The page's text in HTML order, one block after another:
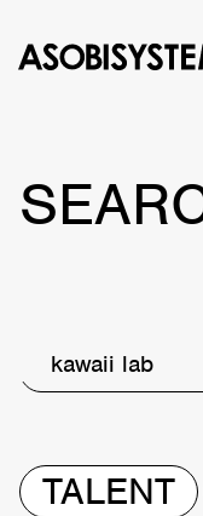
kawaii lab
TALENT